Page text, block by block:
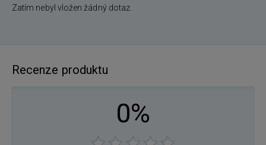
Zatím nebyl vložen žádný dotaz.
Recenze produktu
0%